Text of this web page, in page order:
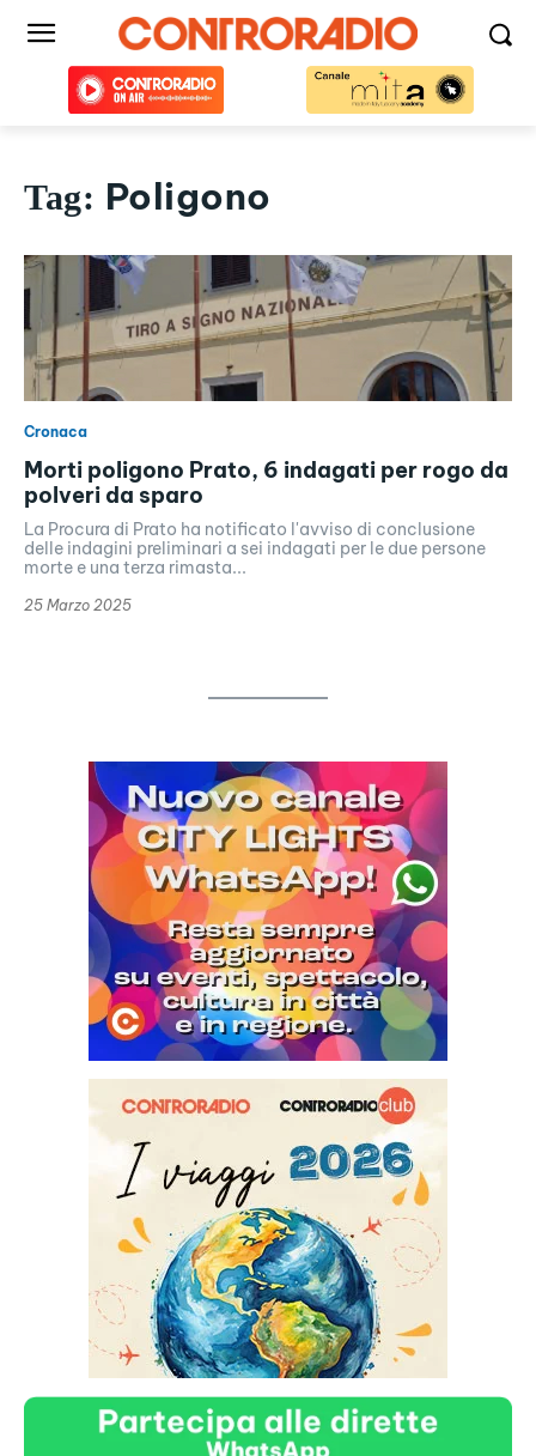
Tag: Poligono
Cronaca
Morti poligono Prato, 6 indagati per rogo da
polveri da sparo
La Procura di Prato ha notificato l'avviso di conclusione
delle indagini preliminari a sei indagati per le due persone
morte e una terza rimasta...
25 Marzo 2025